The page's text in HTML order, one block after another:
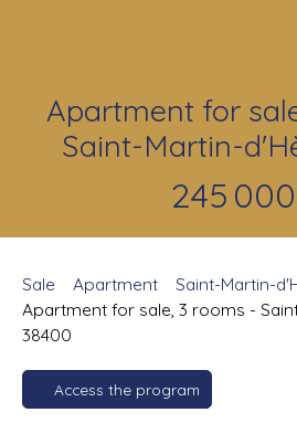
Apartment for
Saint-Martin-
245 000
Sale Apartment
Saint-Martin-
Apartment for sale, 3 rooms -
38400
Access the program